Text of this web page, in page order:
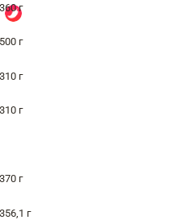
360 г
500 г
310 г
310 г
370 г
356,1 г